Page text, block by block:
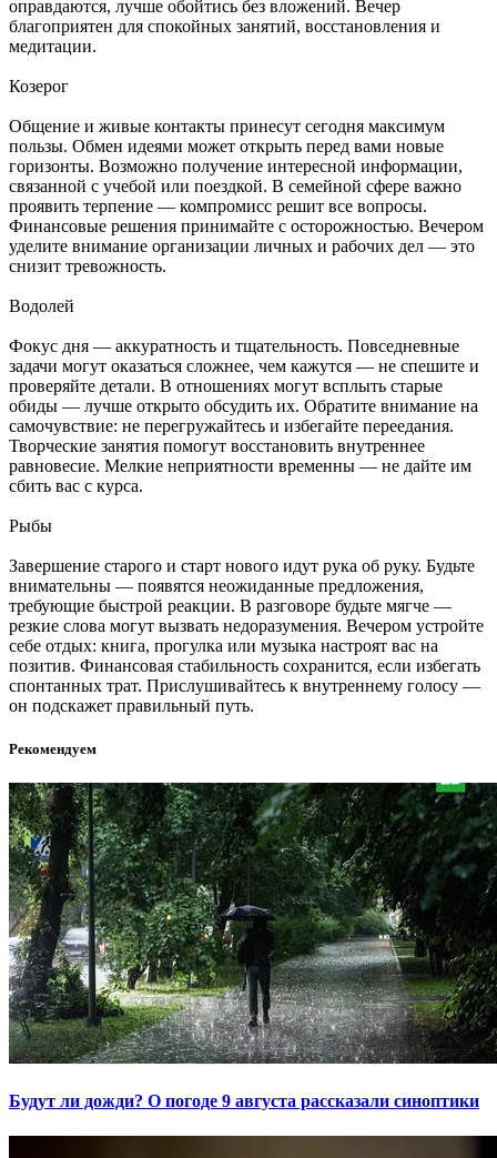
оправдаются, лучше обойтись без вложений. Вечер
благоприятен для спокойных занятий, восстановления и
медитации.
Козерог
Общение и живые контакты принесут сегодня максимум
пользы. Обмен идеями может открыть перед вами новые
горизонты. Возможно получение интересной информации,
связанной с учебой или поездкой. В семейной сфере важно
проявить терпение — компромисс решит все вопросы.
Финансовые решения принимайте с осторожностью. Вечером
уделите внимание организации личных и рабочих дел — это
снизит тревожность.
Водолей
Фокус дня — аккуратность и тщательность. Повседневные
задачи могут оказаться сложнее, чем кажутся — не спешите и
проверяйте детали. В отношениях могут всплыть старые
обиды — лучше открыто обсудить их. Обратите внимание на
самочувствие: не перегружайтесь и избегайте переедания.
Творческие занятия помогут восстановить внутреннее
равновесие. Мелкие неприятности временны — не дайте им
сбить вас с курса.
Рыбы
Завершение старого и старт нового идут рука об руку. Будьте
внимательны — появятся неожиданные предложения,
требующие быстрой реакции. В разговоре будьте мягче —
резкие слова могут вызвать недоразумения. Вечером устройте
себе отдых: книга, прогулка или музыка настроят вас на
позитив. Финансовая стабильность сохранится, если избегать
спонтанных трат. Прислушивайтесь к внутреннему голосу —
он подскажет правильный путь.
Рекомендуем
Будут ли дожди? О погоде 9 августа рассказали синоптики